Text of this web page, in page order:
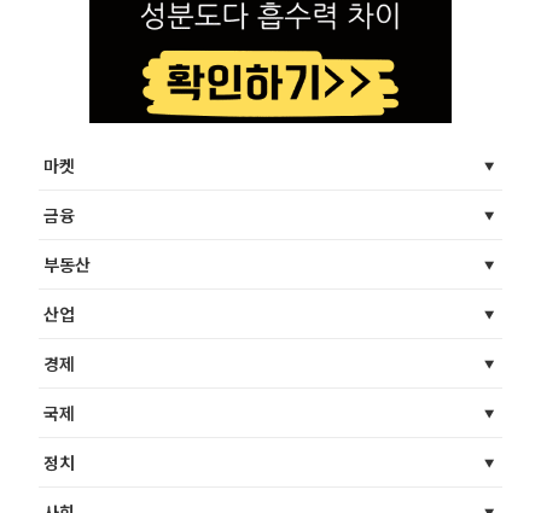
마켓
금융
부동산
산업
경제
국제
정치